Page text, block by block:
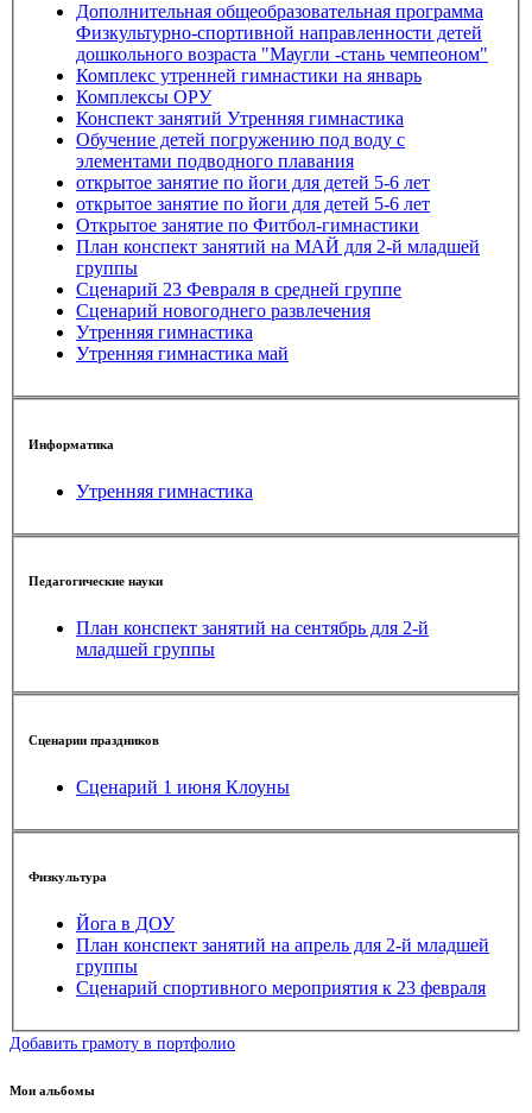
Дополнительная общеобразовательная программа
Физкультурно-спортивной направленности детей
дошкольного возраста "Маугли -стань чемпеоном"
Комплекс утренней гимнастики на январь
Комплексы ОРУ
Конспект занятий Утренняя гимнастика
Обучение детей погружению под воду с
элементами подводного плавания
открытое занятие по йоги для детей 5-6 лет
открытое занятие по йоги для детей 5-6 лет
Открытое занятие по Фитбол-гимнастики
План конспект занятий на МАЙ для 2-й младшей
группы
Сценарий 23 Февраля в средней группе
Сценарий новогоднего развлечения
Утренняя гимнастика
Утренняя гимнастика май
Информатика
Утренняя гимнастика
Педагогические науки
План конспект занятий на сентябрь для 2-й
младшей группы
Сценарии праздников
Сценарий 1 июня Клоуны
Физкультура
Йога в ДОУ
План конспект занятий на апрель для 2-й младшей
группы
Сценарий спортивного мероприятия к 23 февраля
Добавить грамоту в портфолио
Мои альбомы